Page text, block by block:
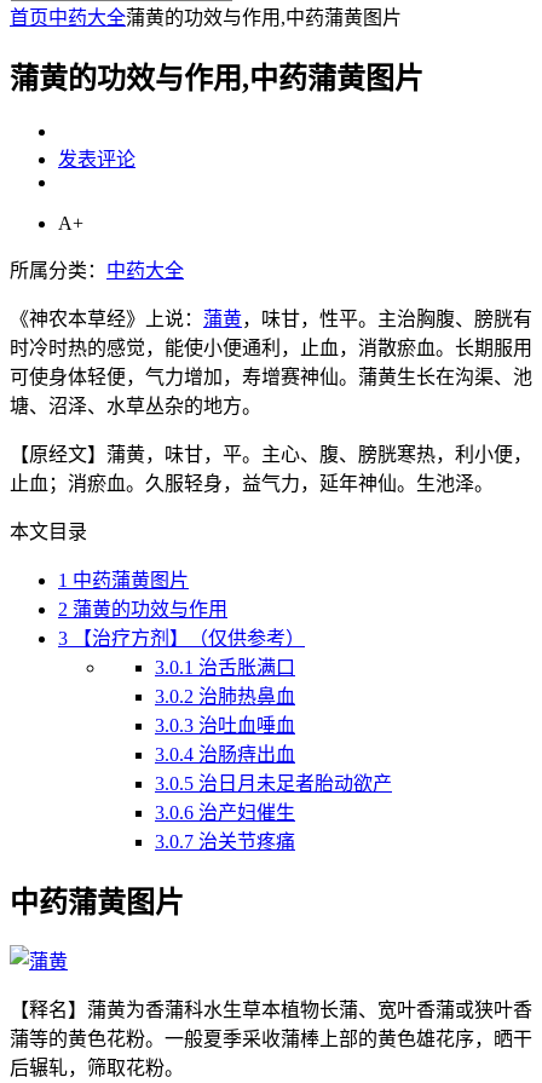
首页中药大全蒲黄的功效与作用,中药蒲黄图片
蒲黄的功效与作用,中药蒲黄图片
发表评论
A+
所属分类： 中药大全
《神农本草经》上说： 蒲黄，味甘，性平。主治胸腹、膀胱有
时冷时热的感觉，能使小便通利，止血，消散瘀血。长期服用
可使身体轻便，气力增加，寿增赛神仙。蒲黄生长在沟渠、池
塘、沼泽、水草丛杂的地方。
【原经文】蒲黄，味甘，平。主心、腹、膀胱寒热，利小便，
止血；消瘀血。久服轻身，益气力，延年神仙。生池泽。
本文目录
1 中药蒲黄图片
2 蒲黄的功效与作用
3 【治疗方剂】（仅供参考）
3.0.1 治舌胀满口
3.0.2 治肺热鼻血
3.0.3 治吐血唾血
3.0.4 治肠痔出血
3.0.5 治日月未足者胎动欲产
3.0.6 治产妇催生
3.0.7 治关节疼痛
中药蒲黄图片
【释名】蒲黄为香蒲科水生草本植物长蒲、宽叶香蒲或狭叶香
蒲等的黄色花粉。一般夏季采收蒲棒上部的黄色雄花序，晒干
后辗轧，筛取花粉。